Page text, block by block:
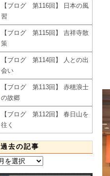
【ブログ 第116回】 日本の風
習
【ブログ 第115回】 吉祥寺散
策
【ブログ 第114回】 人との出
会い
【ブログ 第113回】 赤穂浪士
の故郷
【ブログ 第112回】 春日山を
往く
過去の記事